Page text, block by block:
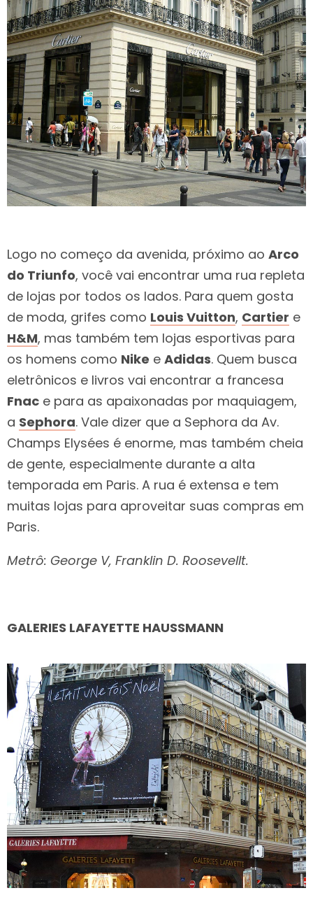
Logo no começo da avenida, próximo ao Arco
do Triunfo, você vai encontrar uma rua repleta
de lojas por todos os lados. Para quem gosta
de moda, grifes como Louis Vuitton, Cartier e
H&M, mas também tem lojas esportivas para
os homens como Nike e Adidas. Quem busca
eletrônicos e livros vai encontrar a francesa
Fnac e para as apaixonadas por maquiagem,
a Sephora. Vale dizer que a Sephora da Av.
Champs Elysées é enorme, mas também cheia
de gente, especialmente durante a alta
temporada em Paris. A rua é extensa e tem
muitas lojas para aproveitar suas compras em
Paris.
Metrô: George V, Franklin D. Roosevellt.
GALERIES LAFAYETTE HAUSSMANN